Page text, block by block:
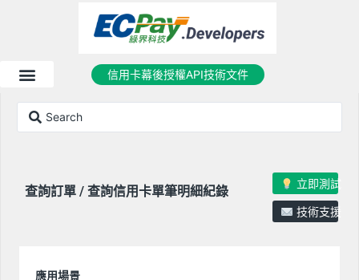
信用卡幕後授權API技術文件
查詢訂單 / 查詢信用卡單筆明細紀錄 立即測試
技術支援
應用場景